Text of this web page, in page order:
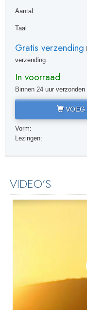
Aantal
Taal
Gratis verzending
verzending.
In voorraad
Binnen 24 uur verzonden
VOEG
Vorm:
Lezingen:
VIDEO’S